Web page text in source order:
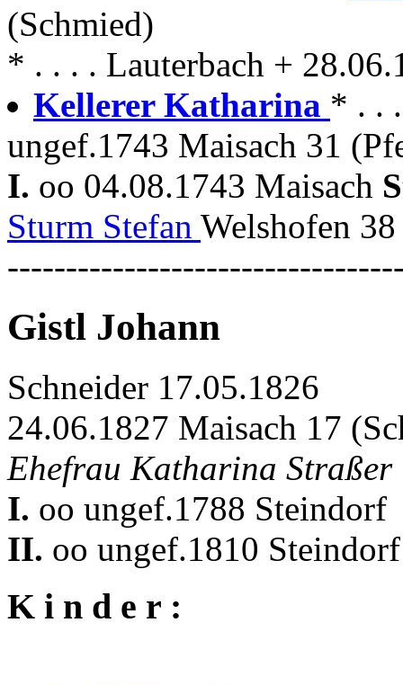
(Schmied)
* . . . . Lauterbach +
Kellerer Katharina * . .
ungef.1743 Maisach 31
I. oo 04.08.1743 Maisach
Sturm Stefan Welshofen
Gistl Johann
Schneider 17.05.1826
24.06.1827 Maisach 17
Ehefrau Katharina Straßer
I. oo ungef.1788 Steindorf
II. oo ungef.1810 Steindorf
K i n d e r :